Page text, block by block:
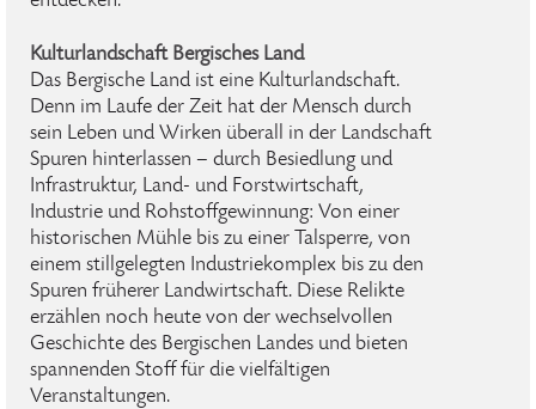
Kulturlandschaft Bergisches Land
Das Bergische Land ist eine Kulturlandschaft.
Denn im Laufe der Zeit hat der Mensch durch
sein Leben und Wirken überall in der Landschaft
Spuren hinterlassen – durch Besiedlung und
Infrastruktur, Land- und Forstwirtschaft,
Industrie und Rohstoffgewinnung: Von einer
historischen Mühle bis zu einer Talsperre, von
einem stillgelegten Industriekomplex bis zu den
Spuren früherer Landwirtschaft. Diese Relikte
erzählen noch heute von der wechselvollen
Geschichte des Bergischen Landes und bieten
spannenden Stoff für die vielfältigen
Veranstaltungen.